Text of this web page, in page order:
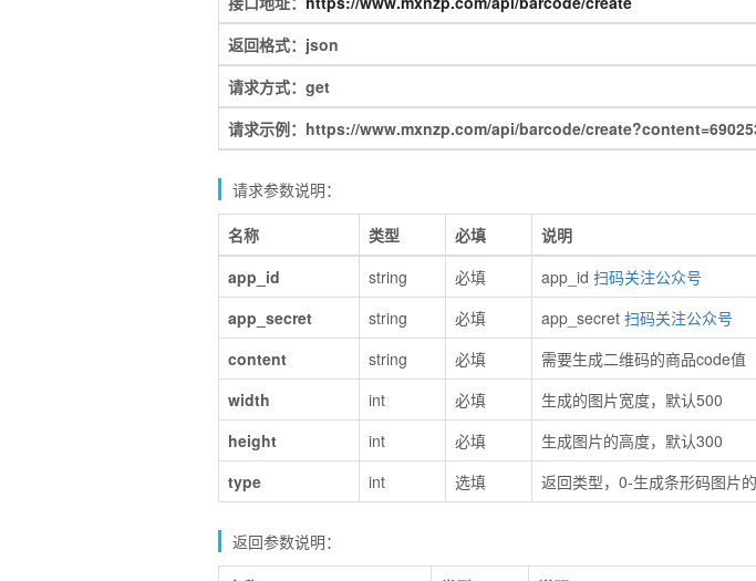
返回格式：json
请求方式：get
请求示例：https://www.mxnzp.com/api/barcode/
请求参数说明：
名称 类型 必填
说明
app_id
string 必填 app_id 扫码关注公众号
app_secret
string 必填 app_secret 扫码关注公众号
content
string 必填
需要生成二维码的商品code值
width
int 必填
生成的图片宽度，默认500
height
int 必填
生成图片的高度，默认300
type
int 选填 返回类型，0-生成条形码图片
返回参数说明：